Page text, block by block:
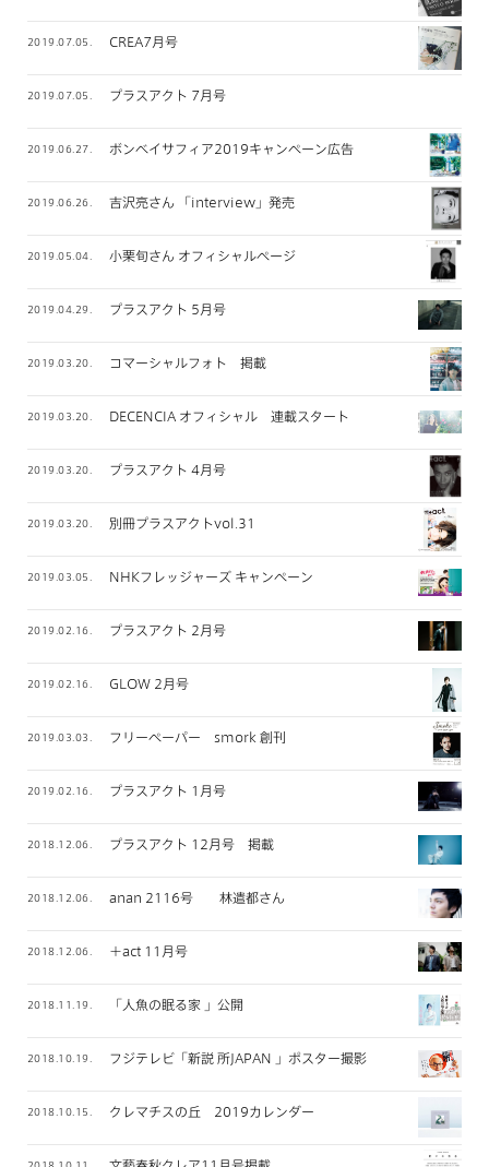
2019.07.05. CREA7月号
2019.07.05. プラスアクト 7月号
2019.06.27. ボンベイサフィア2019キャンペーン広告
2019.06.26. 吉沢亮さん 「interview」発売
2019.05.04. 小栗旬さん オフィシャルページ
2019.04.29. プラスアクト 5月号
2019.03.20. コマーシャルフォト 掲載
2019.03.20. DECENCIA オフィシャル 連載スタート
2019.03.20. プラスアクト 4月号
2019.03.20. 別冊プラスアクトvol.31
2019.03.05. NHKフレッジャーズ キャンペーン
2019.02.16. プラスアクト 2月号
2019.02.16. GLOW 2月号
2019.03.03. フリーペーパー smork 創刊
2019.02.16. プラスアクト 1月号
2018.12.06. プラスアクト 12月号 掲載
2018.12.06. anan 2116号 林遣都さん
2018.12.06. ＋act 11月号
2018.11.19. 「人魚の眠る家 」公開
2018.10.19. フジテレビ「新説 所JAPAN 」ポスター撮影
2018.10.15. クレマチスの丘 2019カレンダー
2018.10.11.